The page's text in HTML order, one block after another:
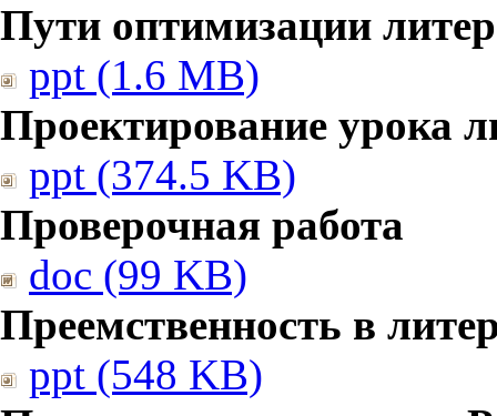
Пути оптимизации
ppt (1.6 MB)
Проектирование урока
ppt (374.5 KB)
Проверочная работа
doc (99 KB)
Преемственность в
ppt (548 KB)